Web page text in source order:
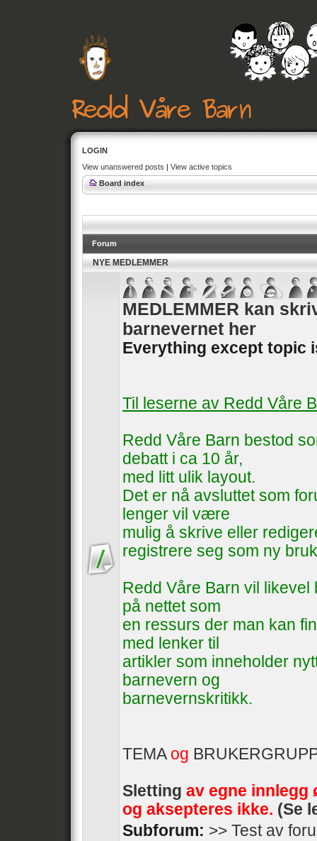
LOGIN
View unanswered posts | View active topics
Board index
Forum
NYE MEDLEMMER
MEDLEMMER kan
barnevernet her
Everything except topic
Til leserne av Redd Våre
Redd Våre Barn bestod
debatt i ca 10 år,
med litt ulik layout.
Det er nå avsluttet som
lenger vil være
mulig å skrive eller
registrere seg som ny
Redd Våre Barn vil
på nettet som
en ressurs der man kan
med lenker til
artikler som inneholder
barnevern og
barnevernskritikk.
TEMAog
Sletting av egne innlegg
og aksepteres ikke. (Se
Subforum: >> Test av